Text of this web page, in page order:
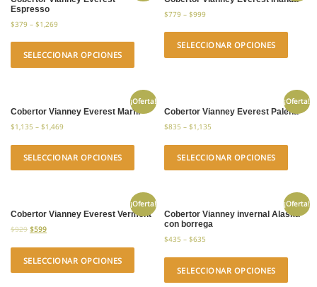
Espresso
$379 – $1,269
SELECCIONAR OPCIONES
$779 –$999
SELECCIONAR OPCIONES
¡Oferta!
Cobertor Vianney Everest Marfil
$1,135 – $1,469
SELECCIONAR OPCIONES
¡Oferta!
Cobertor Vianney Everest Palena
$835 –$1,135
SELECCIONAR OPCIONES
¡Oferta!
Cobertor Vianney Everest Vermont
$929 $599
SELECCIONAR OPCIONES
¡Oferta!
Cobertor Vianney invernal Alaska
con borrega
$435 –$635
SELECCIONAR OPCIONES